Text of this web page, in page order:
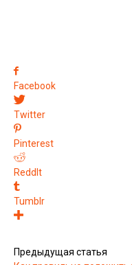
Facebook
Twitter
Pinterest
ReddIt
Tumblr
Предыдущая статья